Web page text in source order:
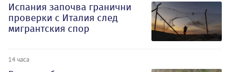
Испания започва гранични
проверки с Италия след
мигрантския спор
14 часа